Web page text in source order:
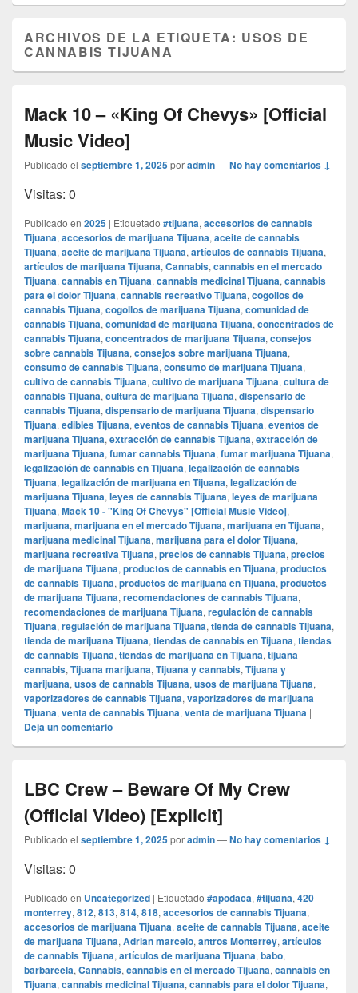
ARCHIVOS DE LA ETIQUETA: USOS DE
CANNABIS TIJUANA
Mack 10 – «King Of Chevys» [Official
Music Video]
Publicado el septiembre 1, 2025poradmin—No hay comentarios ↓
Visitas: 0
Publicado en 2025 | Etiquetado #tijuana, accesorios de cannabis
Tijuana, accesorios de marijuana Tijuana, aceite de cannabis
Tijuana, aceite de marijuana Tijuana, artículos de cannabis Tijuana,
artículos de marijuana Tijuana, Cannabis, cannabis en el mercado
Tijuana, cannabis en Tijuana, cannabis medicinal Tijuana, cannabis
para el dolor Tijuana, cannabis recreativo Tijuana, cogollos de
cannabis Tijuana, cogollos de marijuana Tijuana, comunidad de
cannabis Tijuana, comunidad de marijuana Tijuana, concentrados de
cannabis Tijuana, concentrados de marijuana Tijuana, consejos
sobre cannabis Tijuana, consejos sobre marijuana Tijuana,
consumo de cannabis Tijuana, consumo de marijuana Tijuana,
cultivo de cannabis Tijuana, cultivo de marijuana Tijuana, cultura de
cannabis Tijuana, cultura de marijuana Tijuana, dispensario de
cannabis Tijuana, dispensario de marijuana Tijuana, dispensario
Tijuana, edibles Tijuana, eventos de cannabis Tijuana, eventos de
marijuana Tijuana, extracción de cannabis Tijuana, extracción de
marijuana Tijuana, fumar cannabis Tijuana, fumar marijuana Tijuana,
legalización de cannabis en Tijuana, legalización de cannabis
Tijuana, legalización de marijuana en Tijuana, legalización de
marijuana Tijuana, leyes de cannabis Tijuana, leyes de marijuana
Tijuana, Mack 10 - "King Of Chevys" [Official Music Video],
marijuana, marijuana en el mercado Tijuana, marijuana en Tijuana,
marijuana medicinal Tijuana, marijuana para el dolor Tijuana,
marijuana recreativa Tijuana, precios de cannabis Tijuana, precios
de marijuana Tijuana, productos de cannabis en Tijuana, productos
de cannabis Tijuana, productos de marijuana en Tijuana, productos
de marijuana Tijuana, recomendaciones de cannabis Tijuana,
recomendaciones de marijuana Tijuana, regulación de cannabis
Tijuana, regulación de marijuana Tijuana, tienda de cannabis Tijuana,
tienda de marijuana Tijuana, tiendas de cannabis en Tijuana, tiendas
de cannabis Tijuana, tiendas de marijuana en Tijuana, tijuana
cannabis, Tijuana marijuana, Tijuana y cannabis, Tijuana y
marijuana, usos de cannabis Tijuana, usos de marijuana Tijuana,
vaporizadores de cannabis Tijuana, vaporizadores de marijuana
Tijuana, venta de cannabis Tijuana, venta de marijuana Tijuana |
Deja un comentario
LBC Crew – Beware Of My Crew
(Official Video) [Explicit]
Publicado el septiembre 1, 2025poradmin—No hay comentarios ↓
Visitas: 0
Publicado en Uncategorized | Etiquetado #apodaca, #tijuana, 420
monterrey, 812, 813, 814, 818, accesorios de cannabis Tijuana,
accesorios de marijuana Tijuana, aceite de cannabis Tijuana, aceite
de marijuana Tijuana, Adrian marcelo, antros Monterrey, artículos
de cannabis Tijuana, artículos de marijuana Tijuana, babo,
barbareela, Cannabis, cannabis en el mercado Tijuana, cannabis en
Tijuana, cannabis medicinal Tijuana, cannabis para el dolor Tijuana,